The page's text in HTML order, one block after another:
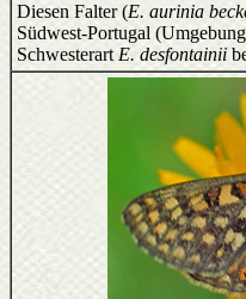
Diesen Falter (E. aurinia
Südwest-Portugal
Schwesterart E. desfontainii